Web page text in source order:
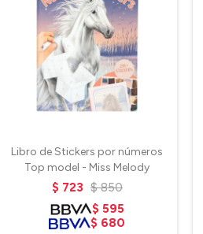
Libro de Stickers por números
Top model - Miss Melody
$ 723 $ 850
$ 595
$ 680